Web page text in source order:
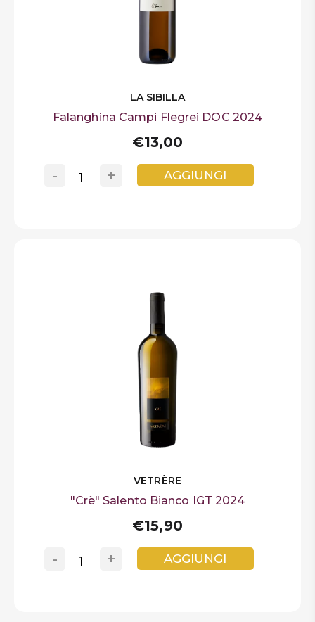
LA SIBILLA
Falanghina Campi Flegrei DOC 2024
€13,00
+
- AGGIUNGI
VETRÈRE
"Crè" Salento Bianco IGT 2024
€15,90
+
- AGGIUNGI